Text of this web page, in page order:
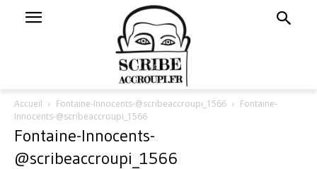
Accueil Fontaine-Innocents-@scribeaccroupi_1566
Fontaine-
Innocents-@scribeaccroupi_1566
Fontaine-Innocents-
@scribeaccroupi_1566